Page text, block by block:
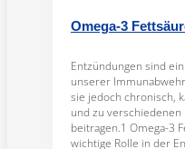
Omega-3
Entzündungen sind
unserer
sie jedoch chronisch,
und zu
beitragen.1 Omega-3
wichtige Rolle in der